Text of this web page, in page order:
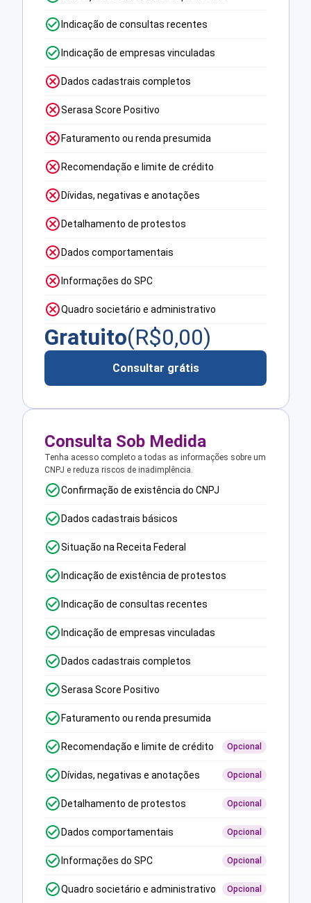
Indicação de consultas recentes
Indicação de empresas vinculadas
Dados cadastrais completos
Serasa Score Positivo
Faturamento ou renda presumida
Recomendação e limite de crédito
Dívidas, negativas e anotações
Detalhamento de protestos
Dados comportamentais
Informações do SPC
Quadro societário e administrativo
Gratuito(R$0,00)
Consultar grátis
Consulta Sob Medida
Tenha acesso completo a todas as informações sobre um
CNPJ e reduza riscos de inadimplência.
Confirmação de existência do CNPJ
Dados cadastrais básicos
Situação na Receita Federal
Indicação de existência de protestos
Indicação de consultas recentes
Indicação de empresas vinculadas
Dados cadastrais completos
Serasa Score Positivo
Faturamento ou renda presumida
Recomendação e limite de crédito Opcional
Dívidas, negativas e anotações Opcional
Detalhamento de protestos Opcional
Dados comportamentais Opcional
Informações do SPC Opcional
Quadro societário e administrativo Opcional